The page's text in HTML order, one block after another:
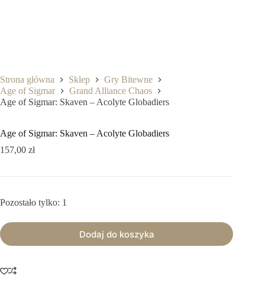
Strona główna Sklep
Gry Bitewne
Age of Sigmar
Grand Alliance Chaos
Age of Sigmar: Skaven – Acolyte Globadiers
Age of Sigmar: Skaven – Acolyte Globadiers
157,00 zł
Pozostało tylko: 1
Dodaj do koszyka